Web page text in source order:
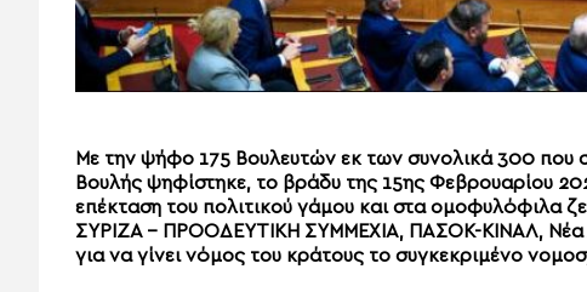
Με την ψήφο 175 Βουλευτών εκ των συνολικά 300 που
Βουλής ψηφίστηκε, το βράδυ της 15ης Φεβρουαρίου
επέκταση του πολιτικού γάμου και στα ομοφυλόφιλα
ΣΥΡΙΖΑ – ΠΡΟΟΔΕΥΤΙΚΗ ΣΥΜΜΕΧΙΑ, ΠΑΣΟΚ-ΚΙΝΑΛ, Νέα
για να γίνει νόμος του κράτους το συγκεκριμένο